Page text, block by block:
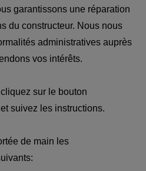
garantissons une réparation
du constructeur. Nous nous
administratives auprès
vos intérêts.
sur le bouton
suivez les instructions.
de main les